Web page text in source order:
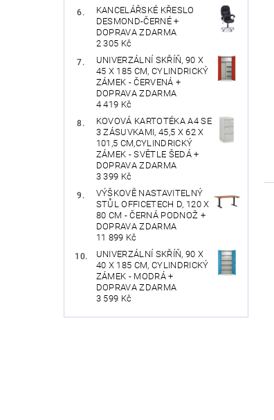
KANCELÁŘSKÉ KŘESLO
DESMOND-ČERNÉ +
DOPRAVA ZDARMA
2 305 Kč
UNIVERZÁLNÍ SKŘÍŇ, 90 X
45 X 185 CM, CYLINDRICKÝ
ZÁMEK - ČERVENÁ +
DOPRAVA ZDARMA
4 419 Kč
KOVOVÁ KARTOTÉKA A4 SE
3 ZÁSUVKAMI, 45,5 X 62 X
101,5 CM,CYLINDRICKÝ
ZÁMEK - SVĚTLE ŠEDÁ +
DOPRAVA ZDARMA
3 399 Kč
VÝŠKOVĚ NASTAVITELNÝ
STŮL OFFICETECH D, 120 X
80 CM - ČERNÁ PODNOŽ +
DOPRAVA ZDARMA
11 899 Kč
UNIVERZÁLNÍ SKŘÍŇ, 90 X
40 X 185 CM, CYLINDRICKÝ
ZÁMEK - MODRÁ +
DOPRAVA ZDARMA
3 599 Kč